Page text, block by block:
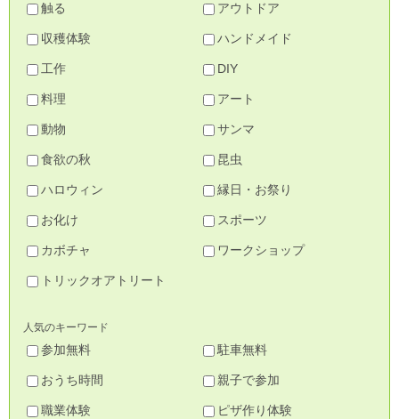
触る アウトドア
収穫体験 ハンドメイド
工作 DIY
料理 アート
動物 サンマ
食欲の秋 昆虫
ハロウィン 縁日・お祭り
お化け スポーツ
カボチャ ワークショップ
トリックオアトリート
人気のキーワード
参加無料 駐車無料
おうち時間 親子で参加
職業体験 ピザ作り体験